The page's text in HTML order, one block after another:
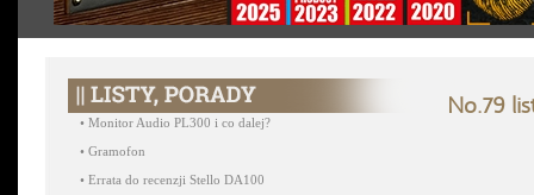
No.79
• Monitor Audio PL300 i co dalej?
• Gramofon
• Errata do recenzji Stello DA100